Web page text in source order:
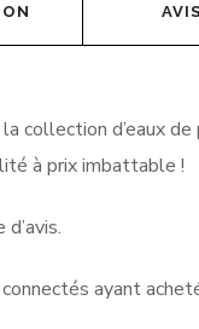
collection d’eaux
à prix imbattable !
d’avis.
ayant